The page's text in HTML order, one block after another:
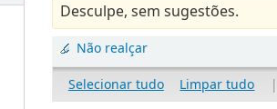
Desculpe, sem sugestões.
Não realçar
Selecionar tudo
Limpar tudo |